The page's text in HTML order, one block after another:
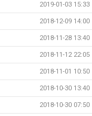
2019-01-03 15:33
2018-12-09 14:00
2018-11-28 13:40
2018-11-12 22:05
2018-11-01 10:50
2018-10-30 13:40
2018-10-30 07:50